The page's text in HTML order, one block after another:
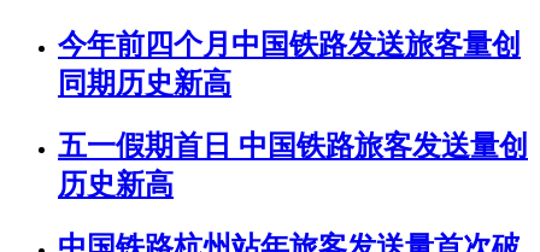
今年前四个月中国铁路发送旅客量创
同期历史新高
五一假期首日 中国铁路旅客发送量创
历史新高